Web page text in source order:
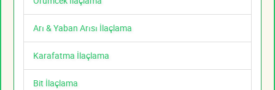
Arı & Yaban Arısı İlaçlama
Karafatma İlaçlama
Bit İlaçlama